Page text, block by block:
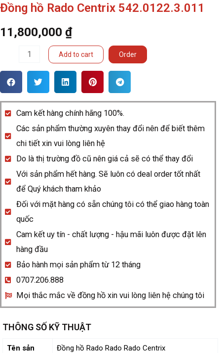
Đồng hồ Rado Centrix 542.0122.3.011
11,800,000 ₫
Rado
542.0122.3.011
quantity
Add to cart Order
Cam kết hàng chính hãng 100%.
Các sản phẩm thường xuyên thay đổi nên để biết thêm
chi tiết xin vui lòng liên hệ
Do là thị trường đồ cũ nên giá cả sẽ có thể thay đổi
Với sản phẩm hết hàng. Sẽ luôn có deal order tốt nhất
để Quý khách tham khảo
Đối với mặt hàng có sẵn chúng tôi có thể giao hàng toàn
quốc
Cam kết uy tín - chất lượng - hậu mãi luôn được đặt lên
hàng đầu
Bảo hành mọi sản phẩm từ 12 tháng
0707.206.888
Mọi thắc mắc về đồng hồ xin vui lòng liên hệ chúng tôi
THÔNG SỐ KỸ THUẬT
Tên sản
Đồng hồ Rado Rado Rado Centrix